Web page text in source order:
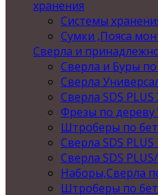
хранения
Системы
Сумки ,Пояса
Сверла и
Сверла и Буры по
Сверла
Сверла SDS
Фрезы по дереву
Штроберы по
Сверла SDS PLUS
Сверла SDS
Наборы,Сверла
Штроберы по